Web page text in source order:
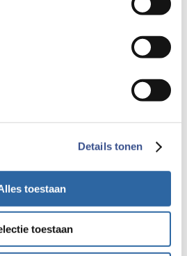
Details tonen
toestaan
toestaan